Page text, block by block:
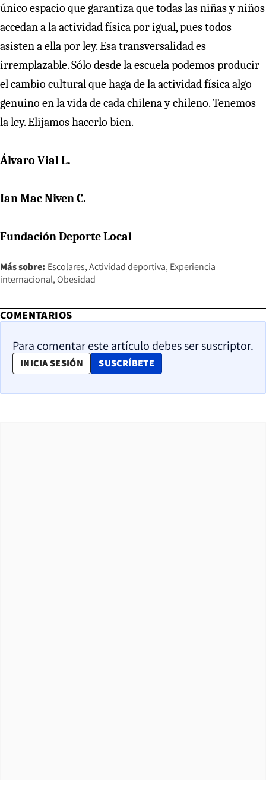
único espacio que garantiza que todas las niñas y niños
accedan a la actividad física por igual, pues todos
asisten a ella por ley. Esa transversalidad es
irremplazable. Sólo desde la escuela podemos producir
el cambio cultural que haga de la actividad física algo
genuino en la vida de cada chilena y chileno. Tenemos
la ley. Elijamos hacerlo bien.
Álvaro Vial L.
Ian Mac Niven C.
Fundación Deporte Local
Más sobre: Escolares Actividad deportiva Experiencia
internacional Obesidad
COMENTARIOS
Para comentar este artículo debes ser suscriptor.
INICIA SESIÓN SUSCRÍBETE
OPENS IN NEW WINDOW